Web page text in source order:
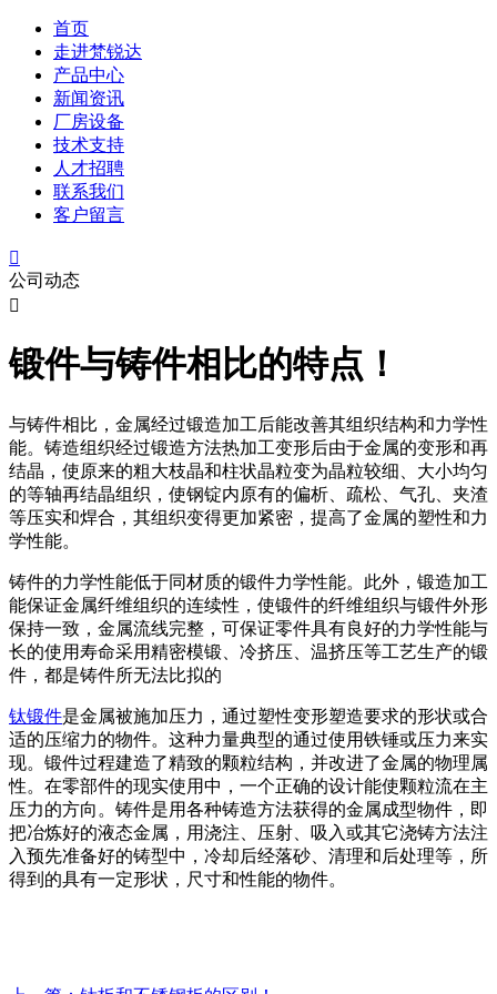
首页
走进梵锐达
产品中心
新闻资讯
厂房设备
技术支持
人才招聘
联系我们
客户留言

公司动态

锻件与铸件相比的特点！
与铸件相比，金属经过锻造加工后能改善其组织结构和力学性
能。铸造组织经过锻造方法热加工变形后由于金属的变形和再
结晶，使原来的粗大枝晶和柱状晶粒变为晶粒较细、大小均匀
的等轴再结晶组织，使钢锭内原有的偏析、疏松、气孔、夹渣
等压实和焊合，其组织变得更加紧密，提高了金属的塑性和力
学性能。
铸件的力学性能低于同材质的锻件力学性能。此外，锻造加工
能保证金属纤维组织的连续性，使锻件的纤维组织与锻件外形
保持一致，金属流线完整，可保证零件具有良好的力学性能与
长的使用寿命采用精密模锻、冷挤压、温挤压等工艺生产的锻
件，都是铸件所无法比拟的
钛锻件是金属被施加压力，通过塑性变形塑造要求的形状或合
适的压缩力的物件。这种力量典型的通过使用铁锤或压力来实
现。锻件过程建造了精致的颗粒结构，并改进了金属的物理属
性。在零部件的现实使用中，一个正确的设计能使颗粒流在主
压力的方向。铸件是用各种铸造方法获得的金属成型物件，即
把冶炼好的液态金属，用浇注、压射、吸入或其它浇铸方法注
入预先准备好的铸型中，冷却后经落砂、清理和后处理等，所
得到的具有一定形状，尺寸和性能的物件。